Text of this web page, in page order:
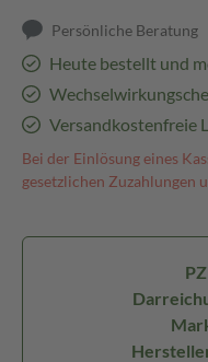
Persönliche Beratung
Heute bestellt und
Versandkostenfreie
Bei der Einlösung eines
gesetzlichen Zuzahlungen